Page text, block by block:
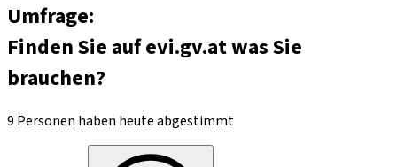
Umfrage:
Finden Sie auf evi.gv.at was Sie
brauchen?
9 Personen haben heute abgestimmt